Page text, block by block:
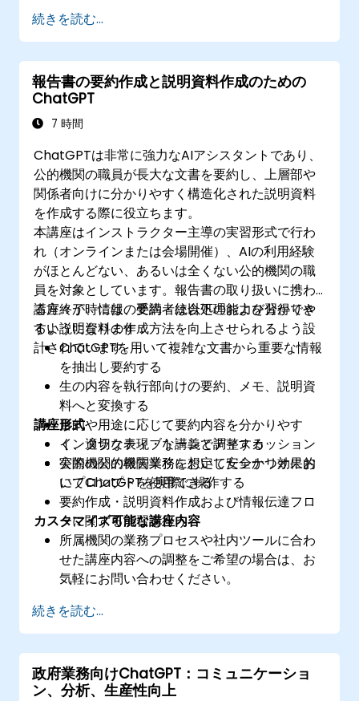
続きを読む...
報告書の要約作成と説明資料作成のための
ChatGPT
7 時間
ChatGPTは非常に強力なAIアシスタントであり、
公的機関の職員が長大な文書を要約し、上層部や
関係者向けに分かりやすく構造化された説明資料
を作成する際に役立ちます。
本講座はインストラクター主導の実習形式で行わ
れ（オンラインまたは会場開催）、AIの利用経験
がほとんどない、あるいは全くない公的機関の職
員を対象としています。報告書の取り扱いに携わ
る方々が、情報の要約・統合処理および分かりや
すい説明資料の作成方法を向上させられるよう設
計されています。
講座終了時には、受講者は以下の能力を習得でき
るようになります：
ChatGPTを用いて複雑な文書から重要な情報
を抽出し要約する
生の内容を執行部向けの要約、メモ、説明資
料へと変換する
目的や用途に応じて要約内容を分かりやす
く、適切な表現・トーンで調整する
公的機関の報告業務において安全かつ効果的
にプロンプトを使用できる
講座形式
インタラクティブな講義とディスカッション
実際の公的機関業務を想定したシナリオにお
いてChatGPTを実際に操作する
要約作成・説明資料作成および情報伝達フロ
ーに関する演習を行う
カスタマイズ可能な講座内容
所属機関の業務プロセスや社内ツールに合わ
せた講座内容への調整をご希望の場合は、お
気軽にお問い合わせください。
続きを読む...
政府業務向けChatGPT：コミュニケーショ
ン、分析、生産性向上